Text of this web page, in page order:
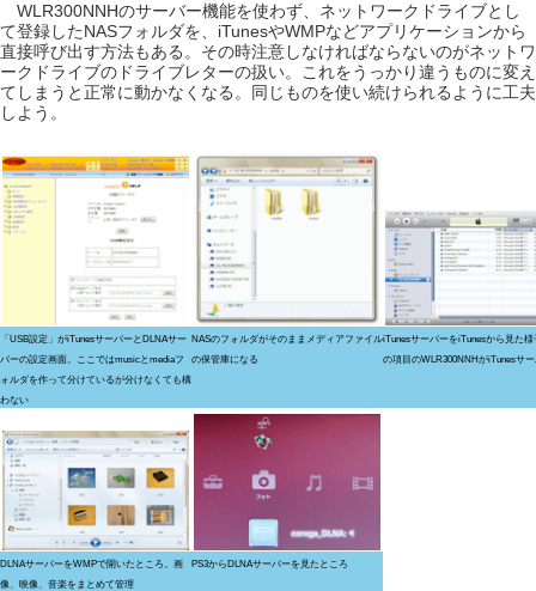
WLR300NNHのサーバー機能を使わず、ネットワークドライブとし
て登録したNASフォルダを、iTunesやWMPなどアプリケーションから
直接呼び出す方法もある。その時注意しなければならないのがネットワ
ークドライブのドライブレターの扱い。これをうっかり違うものに変え
てしまうと正常に動かなくなる。同じものを使い続けられるように工夫
しよう。
「USB設定」がiTunesサーバーとDLNAサー
バーの設定画面。ここではmusicとmediaフ
ォルダを作って分けているが分けなくても構
わない
NASのフォルダがそのままメディアファイル
の保管庫になる
iTunesサーバーをiTunesから見た様
の項目のWLR300NNHがiTunesサ
DLNAサーバーをWMPで開いたところ。画
像、映像、音楽をまとめて管理
PS3からDLNAサーバーを見たところ